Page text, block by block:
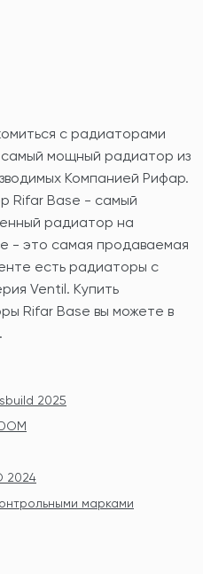
с радиаторами
мощный радиатор из
Компанией Рифар.
Rifar Base - самый
радиатор на
- это самая продаваемая
есть радиаторы с
Ventil. Купить
Rifar Base вы можете в
2025
2024
марками